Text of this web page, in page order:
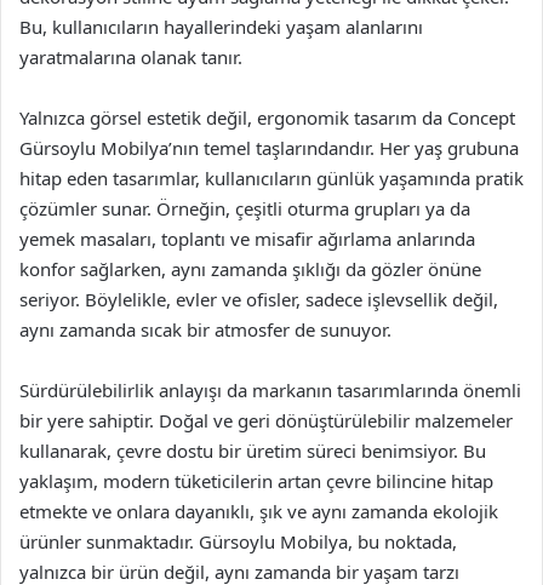
Bu, kullanıcıların hayallerindeki yaşam alanlarını
yaratmalarına olanak tanır.
Yalnızca görsel estetik değil, ergonomik tasarım da Concept
Gürsoylu Mobilya’nın temel taşlarındandır. Her yaş grubuna
hitap eden tasarımlar, kullanıcıların günlük yaşamında pratik
çözümler sunar. Örneğin, çeşitli oturma grupları ya da
yemek masaları, toplantı ve misafir ağırlama anlarında
konfor sağlarken, aynı zamanda şıklığı da gözler önüne
seriyor. Böylelikle, evler ve ofisler, sadece işlevsellik değil,
aynı zamanda sıcak bir atmosfer de sunuyor.
Sürdürülebilirlik anlayışı da markanın tasarımlarında önemli
bir yere sahiptir. Doğal ve geri dönüştürülebilir malzemeler
kullanarak, çevre dostu bir üretim süreci benimsiyor. Bu
yaklaşım, modern tüketicilerin artan çevre bilincine hitap
etmekte ve onlara dayanıklı, şık ve aynı zamanda ekolojik
ürünler sunmaktadır. Gürsoylu Mobilya, bu noktada,
yalnızca bir ürün değil, aynı zamanda bir yaşam tarzı